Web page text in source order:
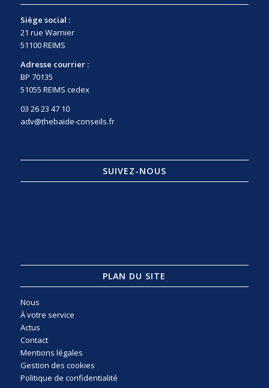
Siège social :
21 rue Warnier
51100 REIMS
Adresse courrier :
BP 70135
51055 REIMS cedex
03 26 23 47 10
adv@thebaide-conseils.fr
SUIVEZ-NOUS
PLAN DU SITE
Nous
À votre service
Actus
Contact
Mentions légales
Gestion des cookies
Politique de confidentialité